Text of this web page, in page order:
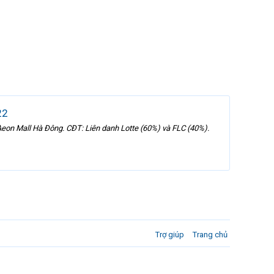
Mall Hà Đông. CĐT: Liên danh Lotte (60%) và FLC (40%).
Trợ giúp Trang chủ